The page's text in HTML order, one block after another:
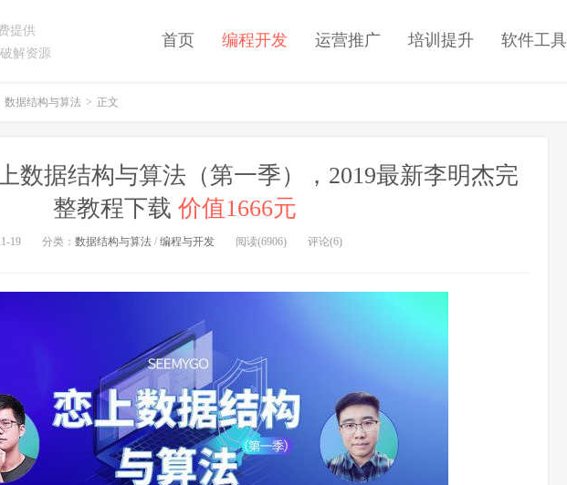
提供
解资源
首页 编程开发 运营推广 培训提升 软件工具
数据结构与算法 > 正文
数据结构与算法（第一季），2019最新李明杰完
整教程下载 价值1666元
19 分类： 数据结构与算法 / 编程与开发 阅读(6906) 评论(6)